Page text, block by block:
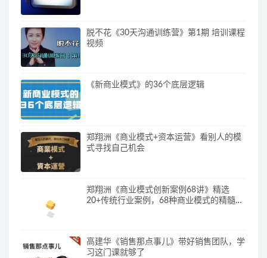
脱不花《30天沟通训练营》第1期 培训课程
视频
《新商业模式》的36个底层逻辑
郑翔洲《商业模式+资本运营》看别人的模
式寻找自己机会
郑翔洲《商业模式创新案例68讲》精选
20+传统行业案例，68种商业模式的精髓与
高建华《销售那点事儿》带好销售团队，学
习这门课就够了